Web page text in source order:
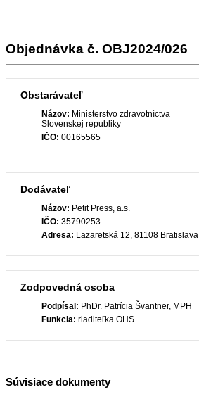
Objednávka č. OBJ2024/026
Obstarávateľ
Názov: Ministerstvo zdravotníctva
Slovenskej republiky
IČO: 00165565
Dodávateľ
Názov: Petit Press, a.s.
IČO: 35790253
Adresa: Lazaretská 12, 81108 Bratislava
Zodpovedná osoba
Podpísal: PhDr. Patrícia Švantner, MPH
Funkcia: riaditeľka OHS
Súvisiace dokumenty